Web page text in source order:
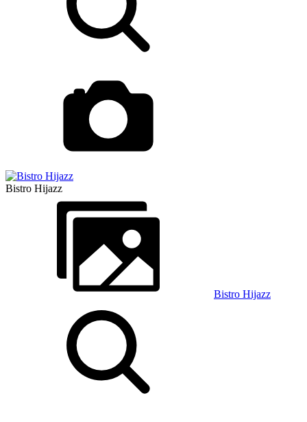
Bistro Hijazz
Bistro Hijazz